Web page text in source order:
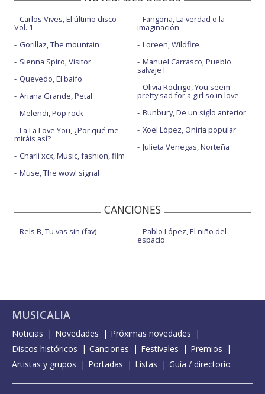
Carlos Vives, El último disco
Vol. 1
Gorillaz, The mountain
Sienna Spiro, Visitor
Quevedo, El baifo
Ariana Grande, Petal
Melendi, Pop rock
La La Love You, ¿Por qué me
miráis así?
Charli xcx, Music, fashion, film
Muse, The wow! signal
Fangoria, La verdad o la
imaginación
Loreen, Wildfire
Manuel Carrasco, Pueblo
salvaje I
Olivia Rodrigo, You seem
pretty sad for a girl so in love
Bunbury, De un siglo anterior
Xoel López, Oniria popular
Julieta Venegas, Norteña
CANCIONES
Rels B, Tu vas sin (fav) Pablo López, El niño del
espacio
MUSICALIA
Noticias Novedades
Próximas novedades
Discos históricos
Canciones Festivales
Premios
Artistas y grupos
Portadas Listas Guía / directorio